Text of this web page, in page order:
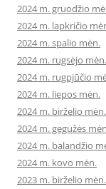
2024 m. gruodžio
2024 m. lapkričio
2024 m. spalio mėn.
2024 m. rugsėjo mėn.
2024 m. rugpjūčio
2024 m. liepos mėn.
2024 m. birželio mėn.
2024 m. gegužės
2024 m. balandžio
2024 m. kovo mėn.
2023 m. birželio mėn.